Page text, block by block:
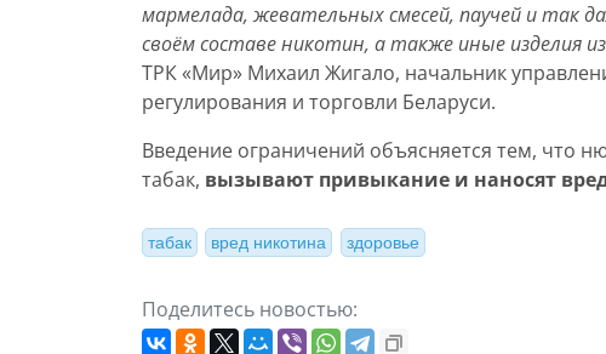
мармелада, жевательных смесей, паучей и так
своём составе никотин, а также иные изделия
ТРК «Мир» Михаил Жигало, начальник
регулирования и торговли Беларуси.
Введение ограничений объясняется тем, что
табак, вызывают привыкание и наносят
табак вред никотина здоровье
Поделитесь новостью: